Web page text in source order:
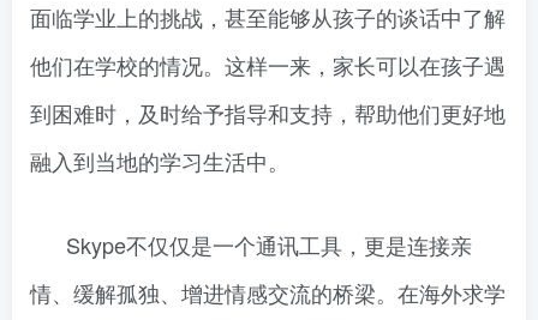
面临学业上的挑战，甚至能够从孩子的谈话中了解
他们在学校的情况。这样一来，家长可以在孩子遇
到困难时，及时给予指导和支持，帮助他们更好地
融入到当地的学习生活中。
Skype不仅仅是一个通讯工具，更是连接亲
情、缓解孤独、增进情感交流的桥梁。在海外求学